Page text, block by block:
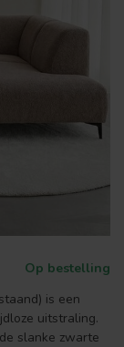
Op bestelling
is een
uitstraling.
slanke zwarte